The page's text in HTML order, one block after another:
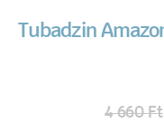
Tubadzin
4 660Ft